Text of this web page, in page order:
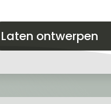
Laten ontwerpen